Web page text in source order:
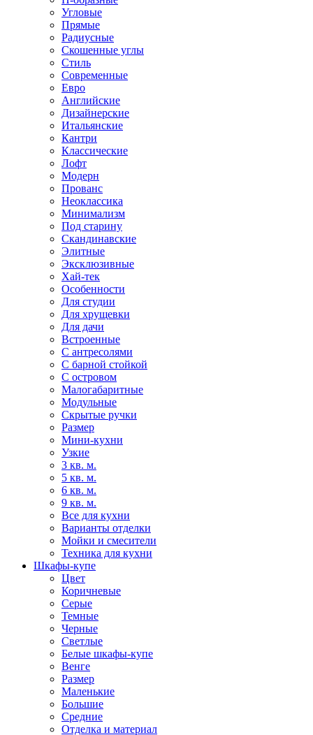
Угловые
Прямые
Радиусные
Скошенные углы
Стиль
Современные
Евро
Английские
Дизайнерские
Итальянские
Кантри
Классические
Лофт
Модерн
Прованс
Неоклассика
Минимализм
Под старину
Скандинавские
Элитные
Эксклюзивные
Хай-тек
Особенности
Для студии
Для хрущевки
Для дачи
Встроенные
С антресолями
С барной стойкой
С островом
Малогабаритные
Модульные
Скрытые ручки
Размер
Мини-кухни
Узкие
3 кв. м.
5 кв. м.
6 кв. м.
9 кв. м.
Все для кухни
Варианты отделки
Мойки и смесители
Техника для кухни
Шкафы-купе
Цвет
Коричневые
Серые
Темные
Черные
Светлые
Белые шкафы-купе
Венге
Размер
Маленькие
Большие
Средние
Отделка и материал